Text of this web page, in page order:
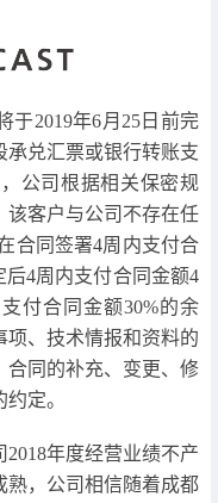
于2019年6月25日前完
承兑汇票或银行转账支
公司根据相关保密规
该客户与公司不存在任
合同签署4周内支付合
后4周内支付合同金额4
付合同金额30%的余
、技术情报和资料的
合同的补充、变更、修
定。
年度经营业绩不产
熟，公司相信随着成都